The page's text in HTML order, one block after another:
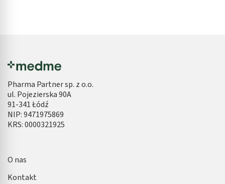
Pharma Partner sp. z o.o.
ul. Pojezierska 90A
91-341 Łódź
NIP: 9471975869
KRS: 0000321925
O nas
Kontakt